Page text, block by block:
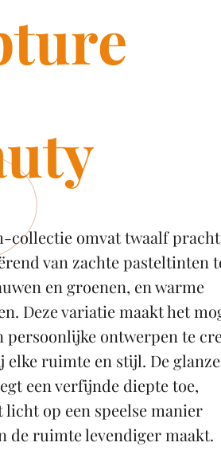
collectie omvat twaalf
van zachte pasteltinten
en groenen, en warme
Deze variatie maakt het
persoonlijke ontwerpen te
elke ruimte en stijl. De
een verfijnde diepte toe,
licht op een speelse manier
de ruimte levendiger maakt.